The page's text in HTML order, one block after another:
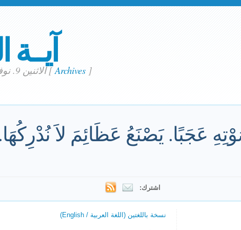
الاثنين 9. نوفمبر 2015[Archives]
عَجَبًا. يَصْنَعُ عَظَائِمَ لاَ
اشترك:
نسخة باللغتين (اللغة العربية / English)